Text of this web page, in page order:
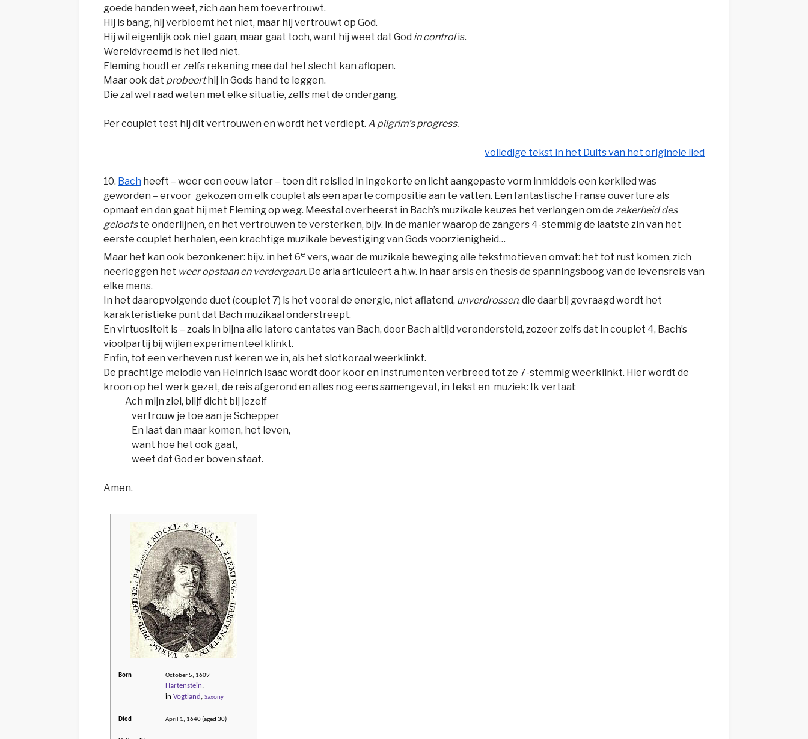
goede handen weet, zich aan hem toevertrouwt.
Hij is bang, hij verbloemt het niet, maar hij vertrouwt op God.
Hij wil eigenlijk ook niet gaan, maar gaat toch, want hij weet dat God in controlis.
Wereldvreemd is het lied niet.
Fleming houdt er zelfs rekening mee dat het slecht kan aflopen.
Maar ook dat probeerthij in Gods hand te leggen.
Die zal wel raad weten met elke situatie, zelfs met de ondergang.
Per couplet test hij dit vertrouwen en wordt het verdiept. A pilgrim’s progress.
volledige tekst in het Duits van het originele lied
10. Bach heeft – weer een eeuw later – toen dit reislied in ingekorte en licht aangepaste vorm inmiddels een kerklied was
geworden – ervoor gekozen om elk couplet als een aparte compositie aan te vatten. Een fantastische Franse ouverture als
opmaat en dan gaat hij met Fleming op weg. Meestal overheerst in Bach’s muzikale keuzes het verlangen om de zekerheid des
geloofste onderlijnen, en het vertrouwen te versterken, bijv. in de manier waarop de zangers 4-stemmig de laatste zin van het
eerste couplet herhalen, een krachtige muzikale bevestiging van Gods voorzienigheid…
Maar het kan ook bezonkener: bijv. in het 6e vers, waar de muzikale beweging alle tekstmotieven omvat: het tot rust komen, zich
neerleggen het weer opstaan en verdergaan. De aria articuleert a.h.w. in haar arsis en thesis de spanningsboog van de levensreis van
elke mens.
In het daaropvolgende duet (couplet 7) is het vooral de energie, niet aflatend, unverdrossen, die daarbij gevraagd wordt het
karakteristieke punt dat Bach muzikaal onderstreept.
En virtuositeit is – zoals in bijna alle latere cantates van Bach, door Bach altijd verondersteld, zozeer zelfs dat in couplet 4, Bach’s
vioolpartij bij wijlen experimenteel klinkt.
Enfin, tot een verheven rust keren we in, als het slotkoraal weerklinkt.
De prachtige melodie van Heinrich Isaac wordt door koor en instrumenten verbreed tot ze 7-stemmig weerklinkt. Hier wordt de
kroon op het werk gezet, de reis afgerond en alles nog eens samengevat, in tekst en muziek: Ik vertaal:
Ach mijn ziel, blijf dicht bij jezelf
vertrouw je toe aan je Schepper
En laat dan maar komen, het leven,
want hoe het ook gaat,
weet dat God er boven staat.
Amen.
Born October 5, 1609
Hartenstein,
in Vogtland , Saxony
Died April 1, 1640(aged 30)